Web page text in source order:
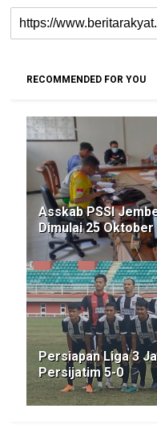
RECOMMENDED FOR YOU
Asskab PSSI
Dimulai 25 Oktober
Persiapan Liga 3
Persijatim 5-0